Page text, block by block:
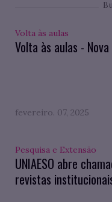
Volta às aulas
Volta às aulas -
fevereiro. 07, 2025
Pesquisa e Extensão
UNIAESO abre
revistas